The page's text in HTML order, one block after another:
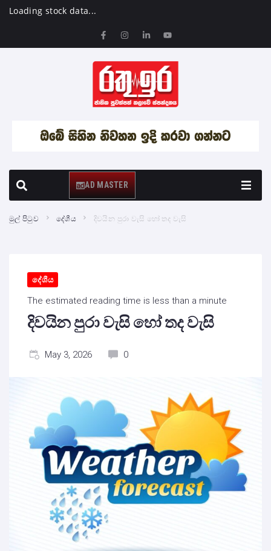
Loading stock data...
AD MASTER
මුල් පිටුව දේශීය දිවයින පුරා වැසි හෝ තද වැසි
දේශීය
The estimated reading time is less than a minute
දිවයින පුරා වැසි හෝ තද වැසි
May 3, 2026 0